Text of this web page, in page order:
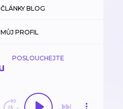
ČLÁNKY BLOG
MŮJ PROFIL
POSLOUCHEJTE